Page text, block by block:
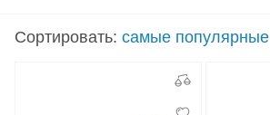
Сортировать: самые популярные